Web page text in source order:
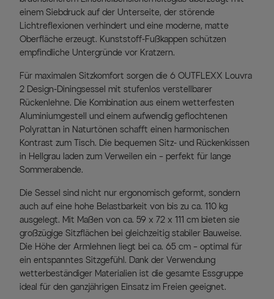
einem Siebdruck auf der Unterseite, der störende
Lichtreflexionen verhindert und eine moderne, matte
Oberfläche erzeugt. Kunststoff-Fußkappen schützen
empfindliche Untergründe vor Kratzern.
Für maximalen Sitzkomfort sorgen die 6 OUTFLEXX Louvra
2 Design-Diningsessel mit stufenlos verstellbarer
Rückenlehne. Die Kombination aus einem wetterfesten
Aluminiumgestell und einem aufwendig geflochtenen
Polyrattan in Naturtönen schafft einen harmonischen
Kontrast zum Tisch. Die bequemen Sitz- und Rückenkissen
in Hellgrau laden zum Verweilen ein – perfekt für lange
Sommerabende.
Die Sessel sind nicht nur ergonomisch geformt, sondern
auch auf eine hohe Belastbarkeit von bis zu ca. 110 kg
ausgelegt. Mit Maßen von ca. 59 x 72 x 111 cm bieten sie
großzügige Sitzflächen bei gleichzeitig stabiler Bauweise.
Die Höhe der Armlehnen liegt bei ca. 65 cm – optimal für
ein entspanntes Sitzgefühl. Dank der Verwendung
wetterbeständiger Materialien ist die gesamte Essgruppe
ideal für den ganzjährigen Einsatz im Freien geeignet.